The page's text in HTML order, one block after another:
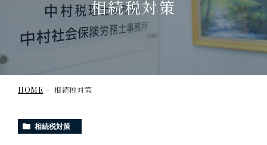
相続税対策
HOME 相続税対策
相続税対策